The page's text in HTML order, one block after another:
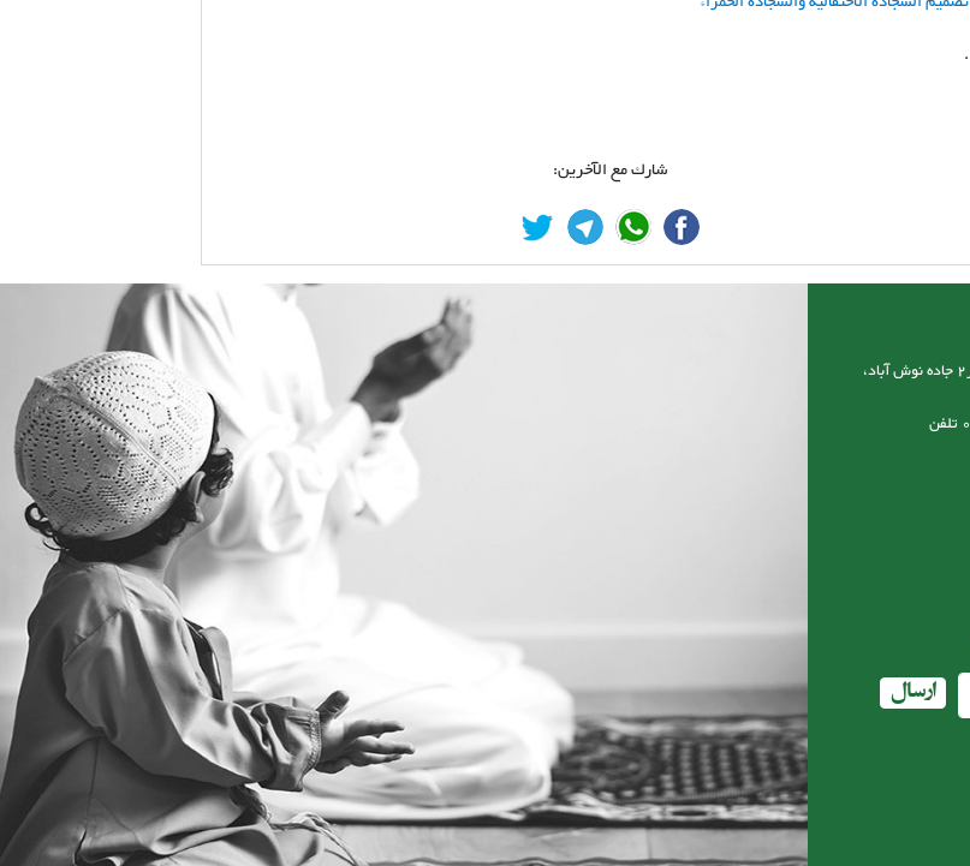
.
شارك مع الآخرين:
آدرس نمایشگاه و کارخانه و دفتر مرکزی: کاشان، کیلومتر2 جاده نوش آباد،
مرکزی:09131617066 مدیرعامل:0989131617066 تلفن
ارسال